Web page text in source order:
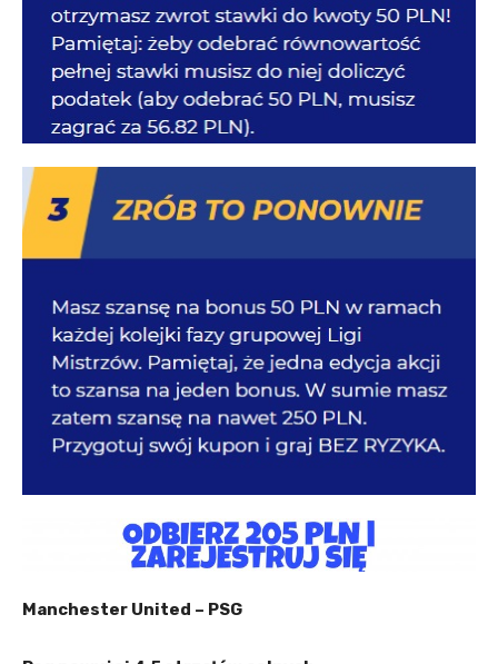
Manchester United – PSG